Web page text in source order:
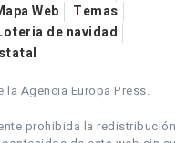
Web
Temas
de navidad
Agencia Europa Press.
prohibida la redistribución